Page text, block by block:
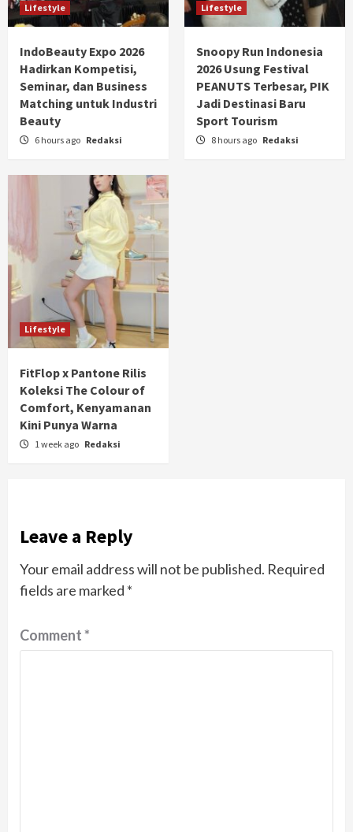
Lifestyle
IndoBeauty Expo 2026
Hadirkan Kompetisi,
Seminar, dan Business
Matching untuk Industri
Beauty
6 hours ago Redaksi
Lifestyle
Snoopy Run Indonesia
2026 Usung Festival
PEANUTS Terbesar, PIK
Jadi Destinasi Baru
Sport Tourism
8 hours ago Redaksi
Lifestyle
FitFlop x Pantone Rilis
Koleksi The Colour of
Comfort, Kenyamanan
Kini Punya Warna
1 week ago Redaksi
Leave a Reply
Your email address will not be published. Required
fields are marked *
Comment*